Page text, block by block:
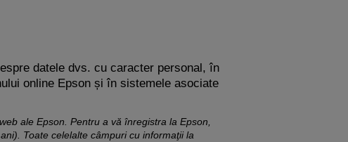
datele dvs. cu caracter personal, în
online Epson și în sistemele asociate
ale Epson. Pentru a vă înregistra la Epson,
Toate celelalte câmpuri cu informaţii la